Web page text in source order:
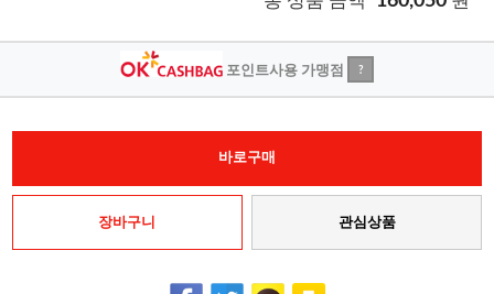
포인트사용 가맹점 ?
바로구매
장바구니 관심상품